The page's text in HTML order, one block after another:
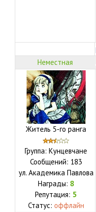
Неместная
Житель 5-го ранга
Группа: Кунцевчане
Сообщений: 183
ул. Академика Павлова
Награды: 8
Репутация: 5
Статус: оффлайн